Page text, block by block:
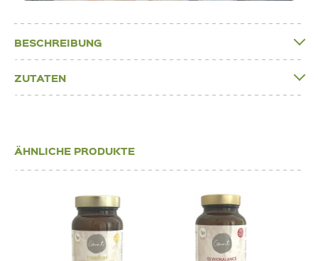
BESCHREIBUNG
ZUTATEN
ÄHNLICHE PRODUKTE